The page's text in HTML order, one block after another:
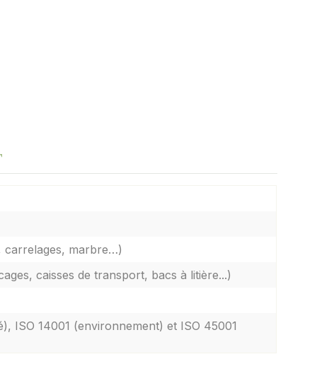
carrelages, marbre…)
caisses de transport, bacs à litière...)
ISO 14001 (environnement) et ISO 45001